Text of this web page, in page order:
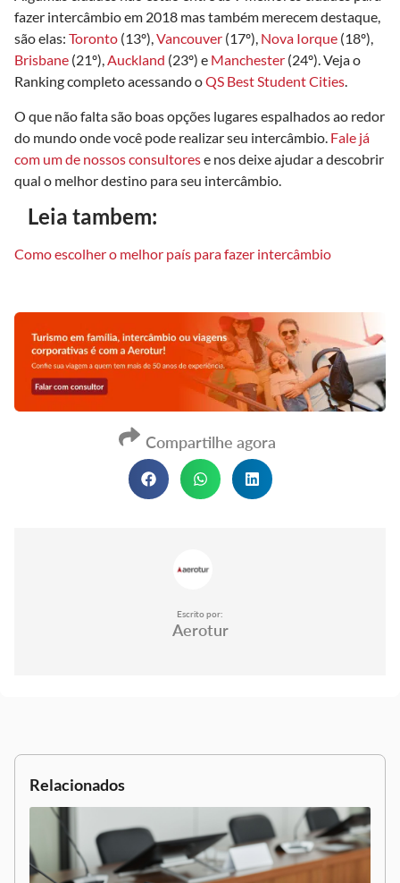
fazer intercâmbio em 2018 mas também merecem destaque,
são elas: Toronto (13º),Vancouver (17º), Nova Iorque (18º),
Brisbane (21º),Auckland (23º) e Manchester (24º). Veja o
Ranking completo acessando oQS Best Student Cities.
O que não falta são boas opções lugares espalhados ao redor
do mundo onde você pode realizar seu intercâmbio. Fale já
com um de nossos consultorese nos deixe ajudar a descobrir
qual o melhor destino para seu intercâmbio.
Leia tambem:
Como escolher o melhor país para fazer intercâmbio
Compartilhe agora
Escrito por:
Aerotur
Relacionados